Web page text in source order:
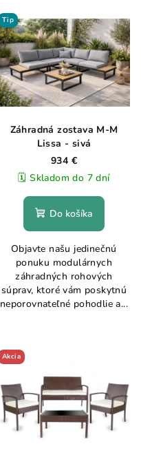
Tip
Záhradná zostava M-M
Lissa - sivá
934 €
🗓️ Skladom do 7 dní
Do košíka
Objavte našu jedinečnú
ponuku modulárnych
záhradných rohových
súprav, ktoré vám poskytnú
neporovnateľné pohodlie a...
Akcia